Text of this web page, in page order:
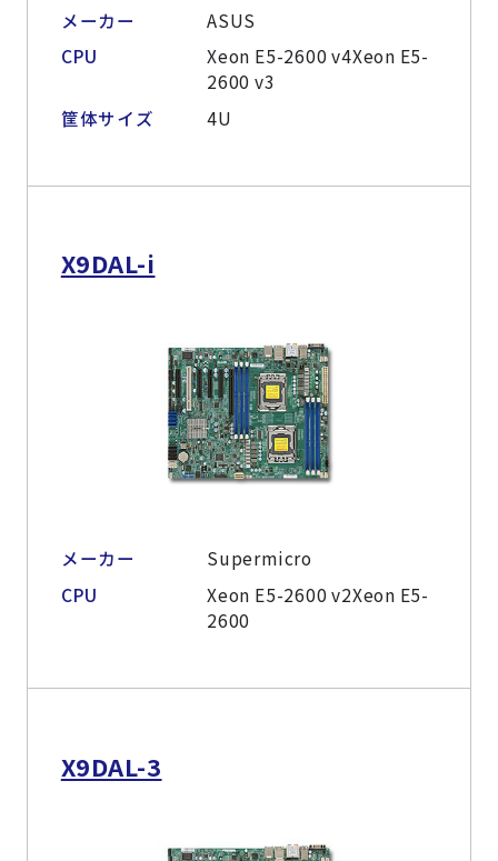
メーカー
ASUS
CPU
Xeon E5-2600 v4Xeon E5-
2600 v3
筐体サイズ
4U
X9DAL-i
メーカー
Supermicro
CPU
Xeon E5-2600 v2Xeon E5-
2600
X9DAL-3